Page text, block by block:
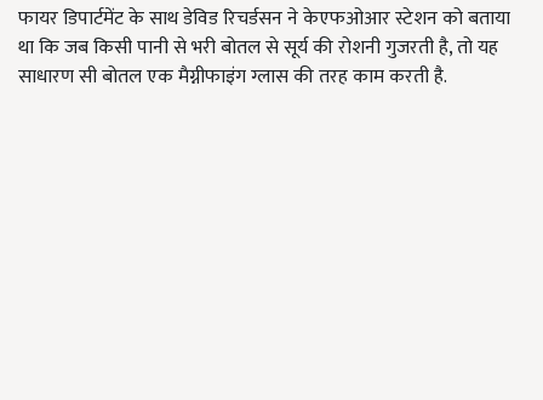
फायर डिपार्टमेंट के साथ डेविड रिचर्डसन ने केएफओआर स्टेशन को बताया
था कि जब किसी पानी से भरी बोतल से सूर्य की रोशनी गुजरती है, तो यह
साधारण सी बोतल एक मैग्नीफाइंग ग्लास की तरह काम करती है.